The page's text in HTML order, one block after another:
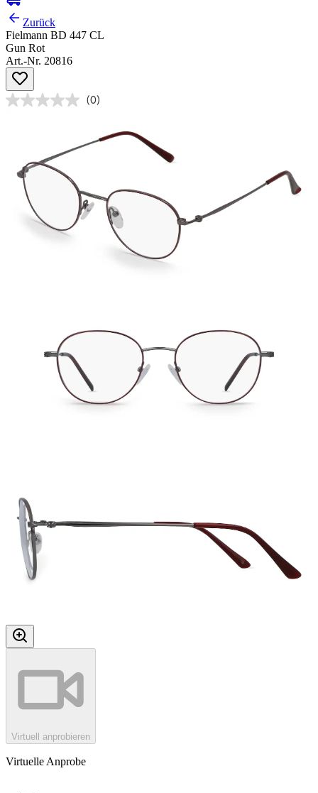
Zurück
Fielmann BD 447 CL
Gun Rot
Art.-Nr. 20816
(0)
Virtuell anprobieren
Virtuelle Anprobe